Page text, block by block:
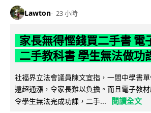
Lawton 23 小時
家長無得慳錢買二手書 電
二手教科書 學生無法做功
社福界立法會議員陳文宜指，一間中學書
遠超通漲，令家長難以負擔。而且電子教
令學生無法完成功課，二手...
閱讀全文